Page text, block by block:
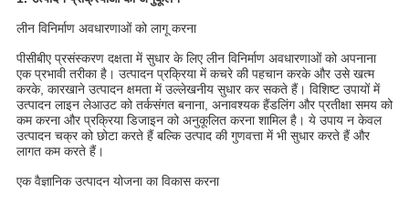
लीन विनिर्माण अवधारणाओं को लागू करना
पीसीबीए प्रसंस्करण दक्षता में सुधार के लिए लीन विनिर्माण अवधारणाओं को अपनाना
एक प्रभावी तरीका है। उत्पादन प्रक्रिया में कचरे की पहचान करके और उसे खत्म
करके, कारखाने उत्पादन क्षमता में उल्लेखनीय सुधार कर सकते हैं। विशिष्ट उपायों में
उत्पादन लाइन लेआउट को तर्कसंगत बनाना, अनावश्यक हैंडलिंग और प्रतीक्षा समय को
कम करना और प्रक्रिया डिजाइन को अनुकूलित करना शामिल है। ये उपाय न केवल
उत्पादन चक्र को छोटा करते हैं बल्कि उत्पाद की गुणवत्ता में भी सुधार करते हैं और
लागत कम करते हैं।
एक वैज्ञानिक उत्पादन योजना का विकास करना